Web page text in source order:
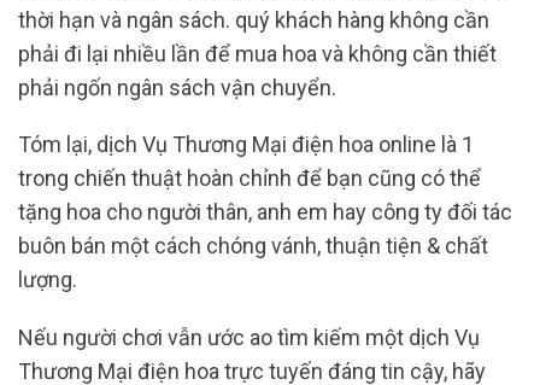
thời hạn và ngân sách. quý khách hàng không cần
phải đi lại nhiều lần để mua hoa và không cần thiết
phải ngốn ngân sách vận chuyển.
Tóm lại, dịch Vụ Thương Mại điện hoa online là 1
trong chiến thuật hoàn chỉnh để bạn cũng có thể
tặng hoa cho người thân, anh em hay công ty đối tác
buôn bán một cách chóng vánh, thuận tiện & chất
lượng.
Nếu người chơi vẫn ước ao tìm kiếm một dịch Vụ
Thương Mại điện hoa trực tuyến đáng tin cậy, hãy